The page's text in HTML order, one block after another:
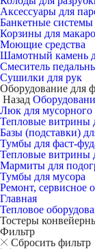
Аксессуары для
Банкетные системы
Корзины для
Моющие средства
Шамотный камень
Смеситель
Сушилки для рук
Оборудование для
Назад
Люк для мусорного
Тепловые витрины
Базы (подставки)
Тумбы для фаст-
Тепловые витрины
Мармиты для
Тумбы для мусора
Ремонт, сервисное
Главная
Тепловое
Тостеры
Фильтр
Сбросить фильтр